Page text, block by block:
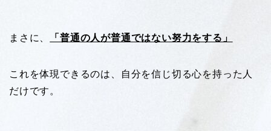
まさに、 「普通の人が普通ではない努力をする」
これを体現できるのは、自分を信じ切る心を持った人
だけです。